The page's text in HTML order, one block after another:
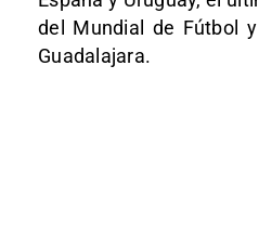
del Mundial de Fútbol
Guadalajara.